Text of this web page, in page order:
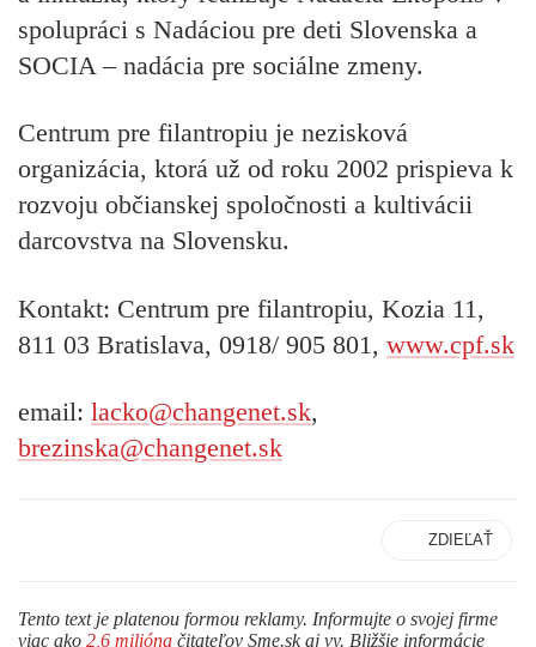
spolupráci s Nadáciou pre deti Slovenska a
SOCIA – nadácia pre sociálne zmeny.
Centrum pre filantropiu je nezisková
organizácia, ktorá už od roku 2002 prispieva k
rozvoju občianskej spoločnosti a kultivácii
darcovstva na Slovensku.
Kontakt: Centrum pre filantropiu, Kozia 11,
811 03 Bratislava, 0918/ 905 801, www.cpf.sk
email: lacko@changenet.sk,
brezinska@changenet.sk
ZDIEĽAŤ
Tento text je platenou formou reklamy. Informujte o svojej firme
viac ako 2,6 milióna čitateľov Sme.sk aj vy. Bližšie informácie